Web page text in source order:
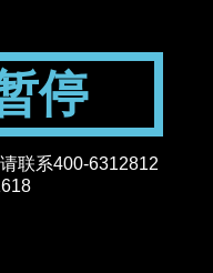
停
联系400-6312812